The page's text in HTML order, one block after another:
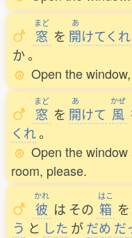
まど
窓 を
あ
開けてく
か。
Open the
まど
窓 を
あ
開けて
かぜ
風
くれ。
Open the
room, please.
かれ
彼 は その
はこ
箱 を
う と した がだめ だ